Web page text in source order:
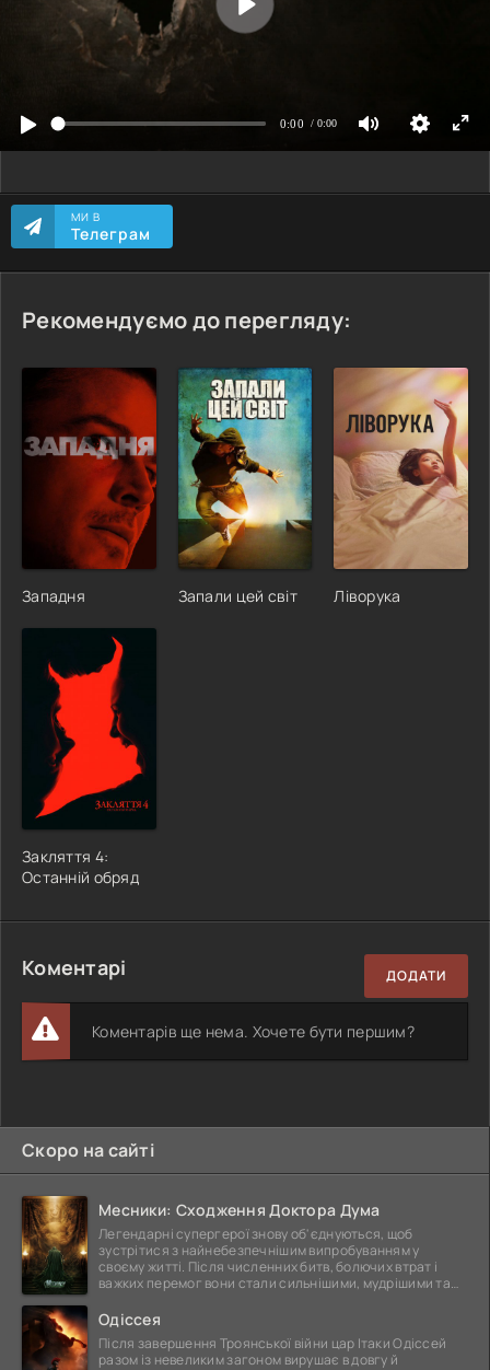
МИ В
Телеграм
Рекомендуємо до перегляду:
Западня Запали цей світ Ліворука
Закляття 4:
Останній обряд
Коментарі ДОДАТИ
Коментарів ще нема. Хочете бути першим?
Скоро на сайті
Месники: Сходження Доктора Дума
Легендарні супергерої знову об'єднуються, щоб
зустрітися з найнебезпечнішим випробуванням у
своєму житті. Після численних битв, болючих втрат і
важких перемог вони стали сильнішими, мудрішими та
Одіссея
Після завершення Троянської війни цар Ітаки Одіссей
разом із невеликим загоном вирушає в довгу й